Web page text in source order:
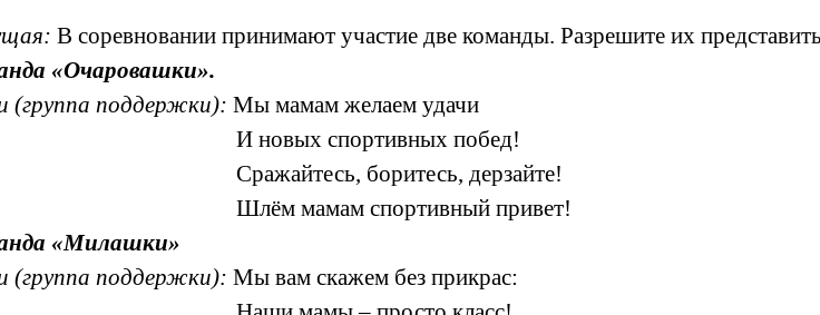
В соревновании принимают участие две команды. Разрешите их
«Очаровашки».
(группа поддержки): Мы мамам желаем удачи
И новых спортивных побед!
Сражайтесь, боритесь, дерзайте!
Шлём мамам спортивный привет!
«Милашки»
(группа поддержки): Мы вам скажем без прикрас: